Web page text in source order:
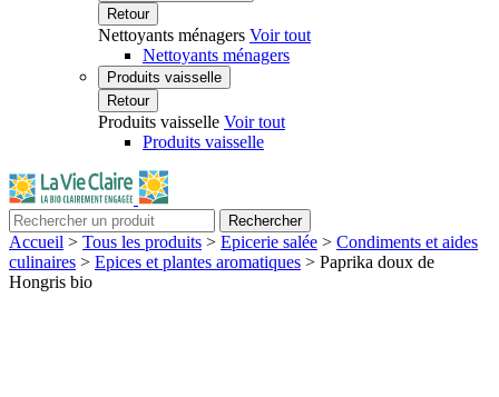
Retour
Nettoyants ménagers Voir tout
Nettoyants ménagers
Produits vaisselle
Retour
Produits vaisselle Voir tout
Produits vaisselle
Rechercher
Accueil > Tous les produits > Epicerie salée > Condiments et aides
culinaires > Epices et plantes aromatiques > Paprika doux de
Hongris bio